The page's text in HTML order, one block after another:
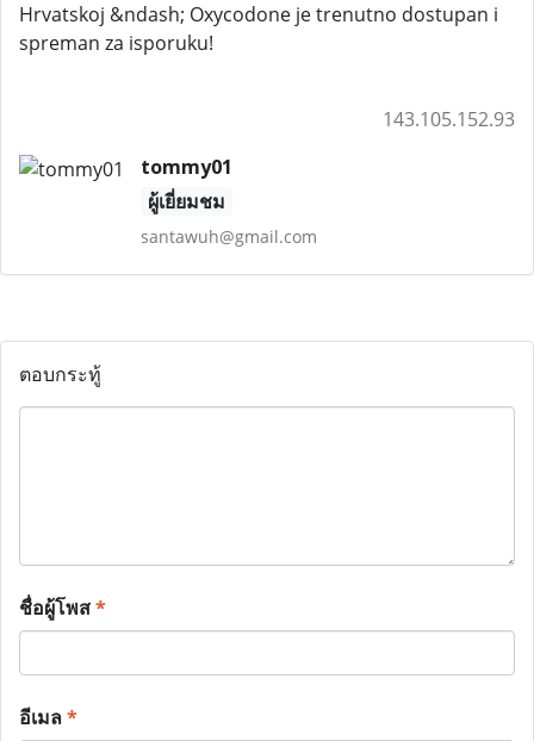
Hrvatskoj &ndash; Oxycodone je trenutno dostupan i
spreman za isporuku!
143.105.152.93
tommy01
ผู้เยี่ยมชม
santawuh@gmail.com
ตอบกระทู้
ชื่อผู้โพส*
อีเมล*